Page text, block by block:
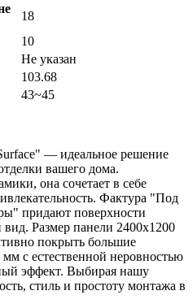
18
10
Не указан
103.68
43~45
— идеальное решение
вашего дома.
она сочетает в себе
Фактура "Под
придают поверхности
Размер панели 2400x1200
покрыть большие
с естественной неровностью
эффект. Выбирая нашу
стиль и простоту монтажа в